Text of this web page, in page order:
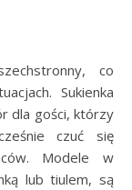
co
Sukienka
dla gości, którzy
czuć się
Modele w
lub tiulem, są